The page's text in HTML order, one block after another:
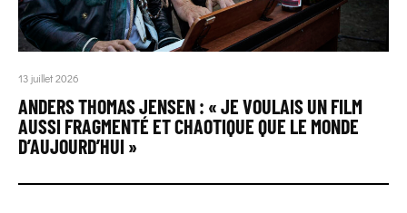
13 juillet 2026
ANDERS THOMAS JENSEN : « JE VOULAIS UN FILM
AUSSI FRAGMENTÉ ET CHAOTIQUE QUE LE MONDE
D’AUJOURD’HUI »